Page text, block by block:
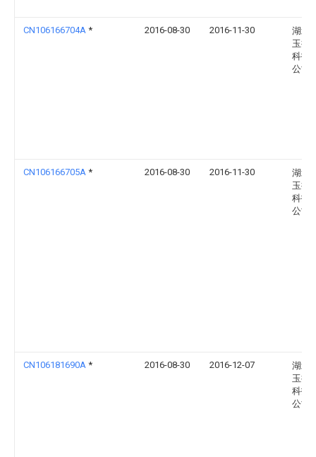
CN106166704A * 2016-08-30 2016-11-30
湖北
玉扬
科技
公司
CN106166705A * 2016-08-30 2016-11-30
湖北
玉扬
科技
公司
CN106181690A * 2016-08-30 2016-12-07
湖北
玉扬
科技
公司